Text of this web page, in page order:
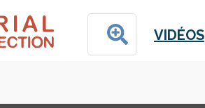
VIDÉOS